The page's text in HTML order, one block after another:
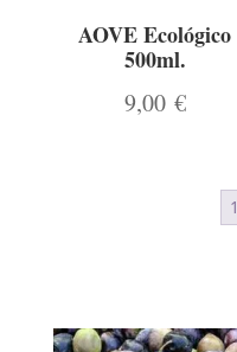
AOVE Ecológico
500ml.
9,00 €
1